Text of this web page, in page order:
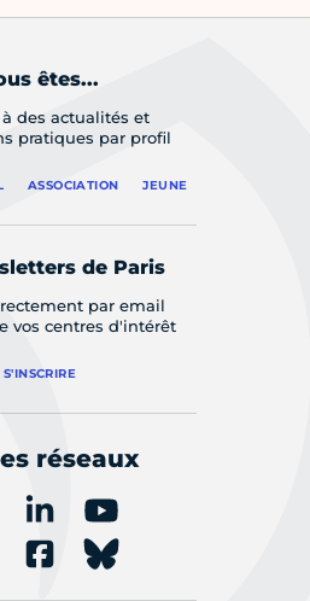
êtes...
des actualités et
pratiques par profil
ASSOCIATION JEUNE
de Paris
par email
vos centres d'intérêt
S'INSCRIRE
réseaux